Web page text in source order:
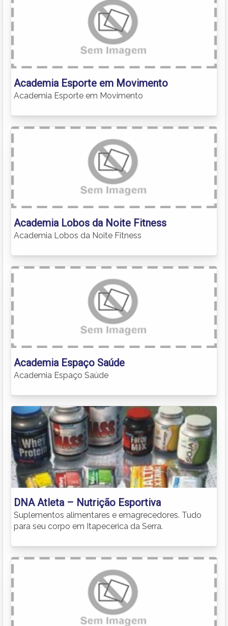
Academia Esporte em Movimento
Academia Esporte em Movimento
Academia Lobos da Noite Fitness
Academia Lobos da Noite Fitness
Academia Espaço Saúde
Academia Espaço Saúde
DNA Atleta – Nutrição Esportiva
Suplementos alimentares e emagrecedores. Tudo
para seu corpo em Itapecerica da Serra.